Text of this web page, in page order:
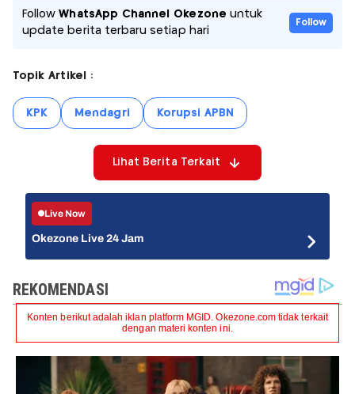
FollowWhatsApp Channel Okezone untuk
update berita terbaru setiap hari
Follow
Topik Artikel :
KPK Mendagri Korupsi APBN
Lihat Berita Terkait
Live Now
Okezone Live 24 Jam